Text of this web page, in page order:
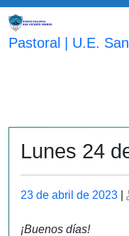
Saltar
contenido
Pastoral | U.E.
Lunes 24
Publicado
23 de abril de 2023
¡Buenos días!